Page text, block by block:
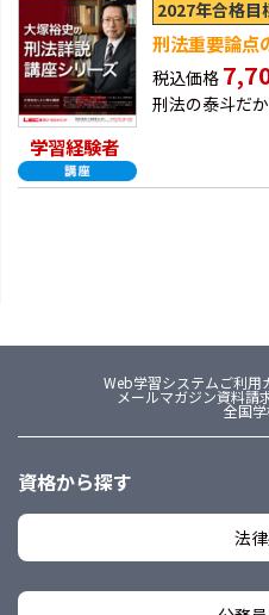
学習経験者
2027年合格目
刑法重要論点
税込価格
刑法の泰斗だ
Web学習システムご利用
メールマガジン資料請
全国
資格から探す
法